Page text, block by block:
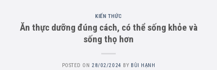
KIẾN THỨC
Ăn thực dưỡng đúng cách, có thể sống khỏe và
sống thọ hơn
POSTED ON 28/02/2024 BY BÙI HẠNH